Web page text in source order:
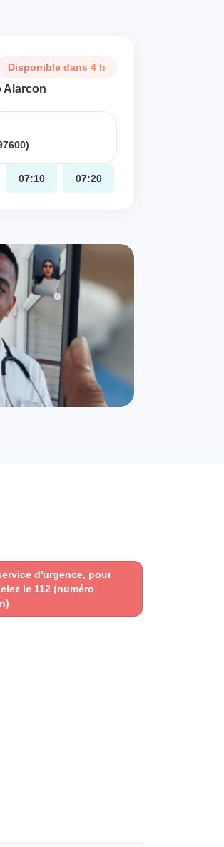
Disponible dans 4 h
Alarcon
07:10 07:20
d'urgence, pour
le 112 (numéro